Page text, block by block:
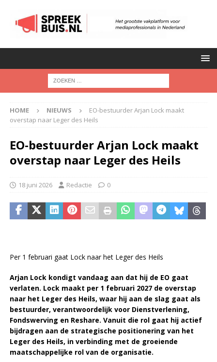
HOME NIEUWS
EO-bestuurder Arjan Lock maakt
overstap naar Leger des Heils
EO-bestuurder Arjan Lock maakt
overstap naar Leger des Heils
18 juni 2026 Redactie 0
Per 1 februari gaat Lock naar het Leger des Heils
Arjan Lock kondigt vandaag aan dat hij de EO gaat
verlaten. Lock maakt per 1 februari 2027 de overstap
naar het Leger des Heils, waar hij aan de slag gaat als
bestuurder, verantwoordelijk voor Dienstverlening,
Fondswerving en Reshare. Vanuit die rol gaat hij actief
bijdragen aan de strategische positionering van het
Leger des Heils, in verbinding met de groeiende
maatschappelijke rol van de organisatie.